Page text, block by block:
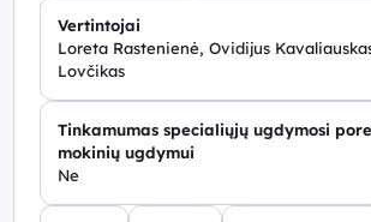
Vertintojai
Loreta Rastenienė, Ovidijus
Lovčikas
Tinkamumas specialiųjų ugdymosi
mokinių ugdymui
Ne